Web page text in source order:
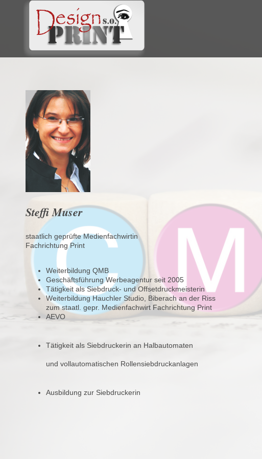
Steffi Muser
staatlich geprüfte Medienfachwirtin
Fachrichtung Print
Weiterbildung QMB
Geschäftsführung Werbeagentur seit 2005
Tätigkeit als Siebdruck- und Offsetdruckmeisterin
Weiterbildung Hauchler Studio, Biberach an der Riss
zum staatl. gepr. Medienfachwirt Fachrichtung Print
AEVO
Tätigkeit als Siebdruckerin an Halbautomaten
und vollautomatischen Rollensiebdruckanlagen
Ausbildung zur Siebdruckerin